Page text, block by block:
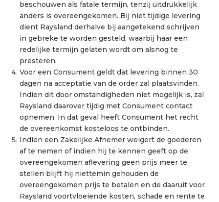
beschouwen als fatale termijn, tenzij uitdrukkelijk
anders is overeengekomen. Bij niet tijdige levering
dient Raysland derhalve bij aangetekend schrijven
in gebreke te worden gesteld, waarbij haar een
redelijke termijn gelaten wordt om alsnog te
presteren.
Voor een Consument geldt dat levering binnen 30
dagen na acceptatie van de order zal plaatsvinden.
Indien dit door omstandigheden niet mogelijk is, zal
Raysland daarover tijdig met Consument contact
opnemen. In dat geval heeft Consument het recht
de overeenkomst kosteloos te ontbinden.
Indien een Zakelijke Afnemer weigert de goederen
af te nemen of indien hij te kennen geeft op de
overeengekomen aflevering geen prijs meer te
stellen blijft hij niettemin gehouden de
overeengekomen prijs te betalen en de daaruit voor
Raysland voortvloeiende kosten, schade en rente te